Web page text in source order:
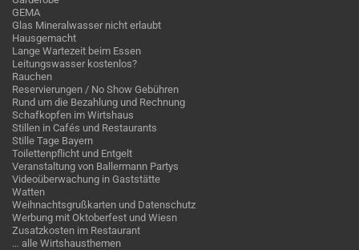
GEMA
Glas Mineralwasser nicht erlaubt
Hausgemacht
Lange Wartezeit beim Essen
Leitungswasser kostenlos?
Rauchen
Reservierungen / No Show Gebühren
Rund um die Bezahlung und Rechnung
Schafkopfen im Wirtshaus
Stillen in Cafés und Restaurants
Stille Tage Bayern
Toilettenpflicht und Entgelt
Veranstaltung von Ballermann Partys
Videoüberwachung in Gaststätte
Watten
Weihnachtsgrußkarten und Datenschutz
Werbung mit Oktoberfest und Wiesn
Zusatzkosten im Restaurant
… alle Wirtshausthemen